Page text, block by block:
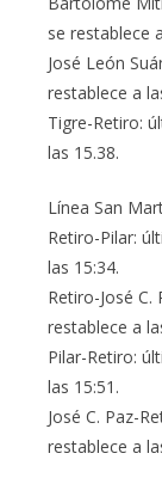
se restablece
José León
restablece a
Tigre-Retiro:
las 15.38.
Línea San
Retiro-Pilar:
las 15:34.
Retiro-José
restablece a
Pilar-Retiro:
las 15:51.
José C. Paz-
restablece a